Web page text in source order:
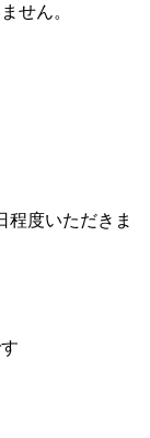
せん。
程度いただきま